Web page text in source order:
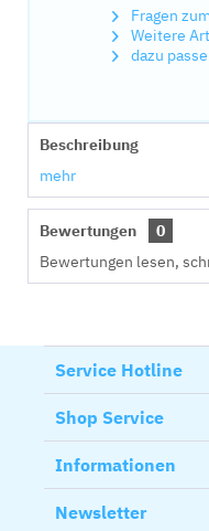
Fragen
Weitere
dazu
Beschreibung
mehr
Bewertungen
0
Bewertungen lesen,
Service Hotline
Shop Service
Informationen
Newsletter